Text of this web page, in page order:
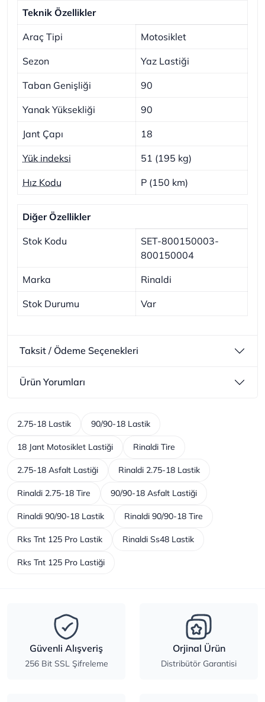
Teknik Özellikler
Araç Tipi Motosiklet
Sezon Yaz Lastiği
Taban Genişliği 90
Yanak Yüksekliği 90
Jant Çapı 18
Yük indeksi 51 (195 kg)
Hız Kodu P (150 km)
Diğer Özellikler
Stok Kodu
SET-800150003-
800150004
Marka Rinaldi
Stok Durumu Var
Taksit / Ödeme Seçenekleri
Ürün Yorumları
2.75-18 Lastik 90/90-18 Lastik
18 Jant Motosiklet Lastiği Rinaldi Tire
2.75-18 Asfalt Lastiği Rinaldi 2.75-18 Lastik
Rinaldi 2.75-18 Tire 90/90-18 Asfalt Lastiği
Rinaldi 90/90-18 Lastik Rinaldi 90/90-18 Tire
Rks Tnt 125 Pro Lastik Rinaldi Ss48 Lastik
Rks Tnt 125 Pro Lastiği
Güvenli Alışveriş
256 Bit SSL Şifreleme
Orjinal Ürün
Distribütör Garantisi